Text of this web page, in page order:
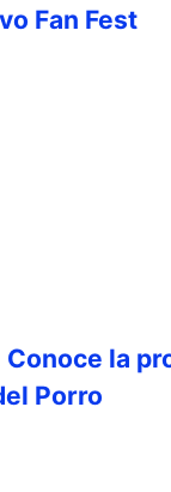
Fan Fest
Conoce la
Porro